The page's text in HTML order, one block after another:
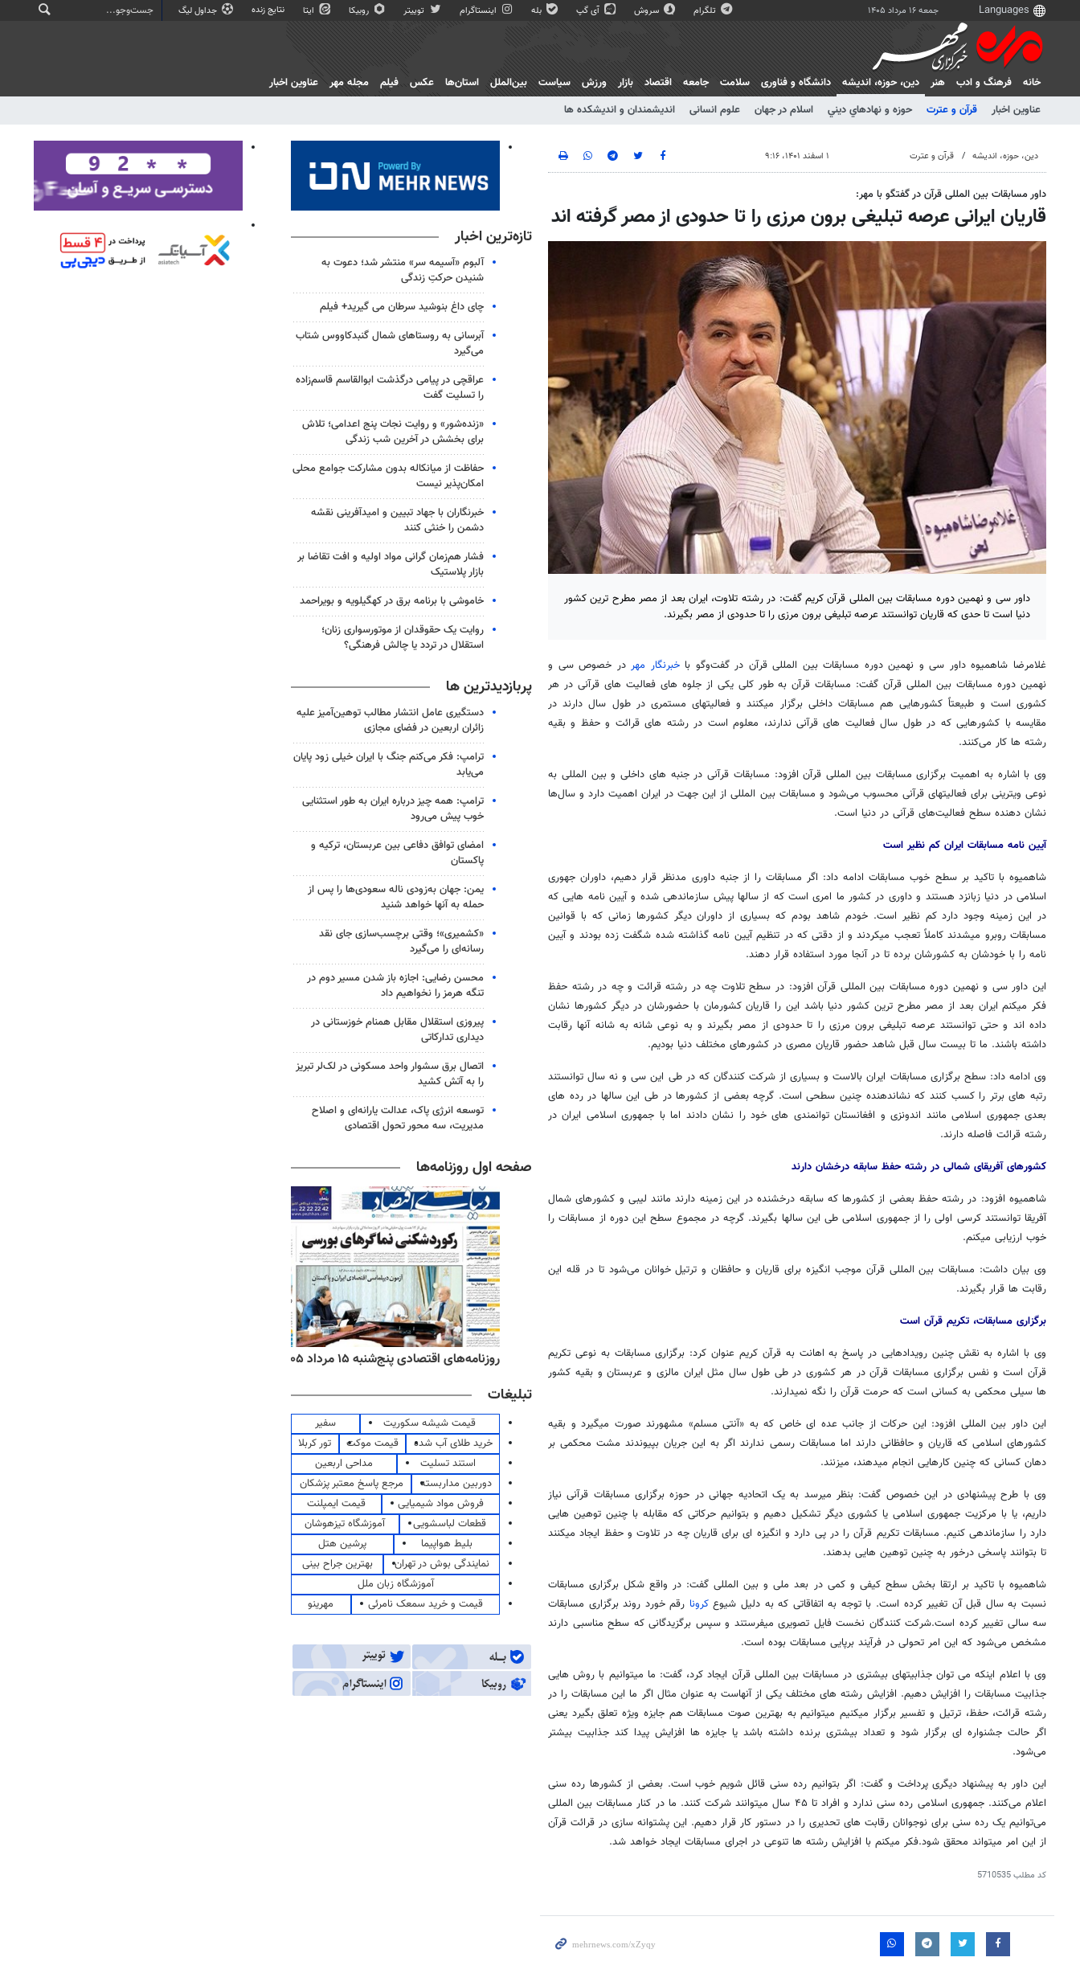
جمعه ۱۶ مرداد ۱۴۰۵ تلگرام سروش آی گپ بله اینستاگرام توییتر روبیکا ایتا نتایج زنده جداول لیگ
خانه فرهنگ و ادب هنر
دين، حوزه، انديشه
عناوین اخبار
قرآن و عترت حوزه و نهادهاي ديني اسلام در جهان علوم انسانی اندیشمندان و اندیشکده ها
دانشگاه و فناوری سلامت جامعه اقتصاد بازار ورزش سیاست بین‌الملل استان‌ها عکس فیلم مجله مهر عناوین اخبار
دين، حوزه، انديشه قرآن و عترت ۱ اسفند ۱۴۰۱، ۹:۱۶
داور مسابقات بین المللی قرآن در گفتگو با مهر:
قاریان ایرانی عرصه تبلیغی برون مرزی را تا حدودی از مصر گرفته اند
داور سی و نهمین دوره مسابقات بین المللی قرآن کریم گفت: در رشته تلاوت، ایران بعد از مصر مطرح ترین کشور
دنیا است تا حدی که قاریان توانستند عرصه تبلیغی برون مرزی را تا حدودی از مصر بگیرند.
غلامرضا شاهمیوه داور سی و نهمین دوره مسابقات بین المللی قرآن در گفت‌وگو با خبرنگار مهر در خصوص سی و
نهمین دوره مسابقات بین المللی قرآن گفت: مسابقات قرآن به طور کلی یکی از جلوه های فعالیت های قرآنی در هر
کشوری است و طبیعتاً کشورهایی هم مسابقات داخلی برگزار میکنند و فعالیتهای مستمری در طول سال دارند در
مقایسه با کشورهایی که در طول سال فعالیت های قرآنی ندارند، معلوم است در رشته های قرائت و حفظ و بقیه
رشته ها کار می‌کنند.
وی با اشاره به اهمیت برگزاری مسابقات بین المللی قرآن افزود: مسابقات قرآنی در جنبه های داخلی و بین المللی به
نوعی ویترینی برای فعالیتهای قرآنی محسوب می‌شود و مسابقات بین المللی از این جهت در ایران اهمیت دارد و سال‌ها
نشان دهنده سطح فعالیت‌های قرآنی در دنیا است.
آیین نامه مسابقات ایران کم نظیر است
شاهمیوه با تاکید بر سطح خوب مسابقات ادامه داد: اگر مسابقات را از جنبه داوری مدنظر قرار دهیم، داوران جهوری
اسلامی در دنیا زبانزد هستند و داوری در کشور ما امری است که از سالها پیش سازماندهی شده و آیین نامه هایی که
در این زمینه وجود دارد کم نظیر است. خودم شاهد بودم که بسیاری از داوران دیگر کشورها زمانی که با قوانین
مسابقات روبرو میشدند کاملاً تعجب میکردند و از دقتی که در تنظیم آیین نامه گذاشته شده شگفت زده بودند و آیین
نامه را با خودشان به کشورشان برده تا در آنجا مورد استفاده قرار دهند.
این داور سی و نهمین دوره مسابقات بین المللی قرآن افزود: در سطح تلاوت چه در رشته قرائت و چه در رشته حفظ
فکر میکنم ایران بعد از مصر مطرح ترین کشور دنیا باشد این را قاریان کشورمان با حضورشان در دیگر کشورها نشان
داده اند و حتی توانستند عرصه تبلیغی برون مرزی را تا حدودی از مصر بگیرند و به نوعی شانه به شانه آنها رقابت
داشته باشند. ما تا بیست سال قبل شاهد حضور قاریان مصری در کشورهای مختلف دنیا بودیم.
وی ادامه داد: سطح برگزاری مسابقات ایران بالاست و بسیاری از شرکت کنندگان که در طی این سی و نه سال توانستند
رتبه های برتر را کسب کنند که نشاندهنده چنین سطحی است. گرچه بعضی از کشورها در طی این سالها در رده های
بعدی جمهوری اسلامی مانند اندونزی و افغانستان توانمندی های خود را نشان دادند اما با جمهوری اسلامی ایران در
رشته قرائت فاصله دارند.
کشورهای آفریقای شمالی در رشته حفظ سابقه درخشان دارند
شاهمیوه افزود: در رشته حفظ بعضی از کشورها که سابقه درخشنده در این زمینه دارند مانند لیبی و کشورهای شمال
آفریقا توانستند کرسی اولی را از جمهوری اسلامی طی این سالها بگیرند. گرچه در مجموع سطح این دوره از مسابقات را
خوب ارزیابی میکنم.
وی بیان داشت: مسابقات بین المللی قرآن موجب انگیزه برای قاریان و حافظان و ترتیل خوانان می‌شود تا در قله این
رقابت ها قرار بگیرند.
برگزاری مسابقات، تکریم قرآن است
وی با اشاره به نقش چنین رویدادهایی در پاسخ به اهانت به قرآن کریم عنوان کرد: برگزاری مسابقات به نوعی تکریم
قرآن است و نفس برگزاری مسابقات قرآن در هر کشوری در طی طول سال مثل ایران مالزی و عربستان و بقیه کشور
ها سیلی محکمی به کسانی است که حرمت قرآن را نگه نمیدارند.
این داور بین المللی افزود: این حرکات از جانب عده ای خاص که به «آنتی مسلم» مشهورند صورت میگیرد و بقیه
کشورهای اسلامی که قاریان و حافظانی دارند اما مسابقات رسمی ندارند اگر به این جریان بپیوندند مشت محکمی بر
دهان کسانی که چنین کارهایی انجام میدهند، میزنند.
وی با طرح پیشنهادی در این خصوص گفت: بنظر میرسد به یک اتحادیه جهانی در حوزه برگزاری مسابقات قرآنی نیاز
داریم، یا با مرکزیت جمهوری اسلامی یا کشوری دیگر تشکیل دهیم و بتوانیم حرکاتی که مقابله با چنین توهین هایی
دارد را سازماندهی کنیم. مسابقات تکریم قرآن را در پی دارد و انگیزه ای برای قاریان چه در تلاوت و حفظ ایجاد میکنند
تا بتوانند پاسخی درخور به چنین توهین هایی بدهند.
شاهمیوه با تاکید بر ارتقا بخش سطح کیفی و کمی در بعد ملی و بین المللی گفت: در واقع شکل برگزاری مسابقات
نسبت به سال قبل آن تغییر کرده است. با توجه به اتفاقاتی که به دلیل شیوعکرونا رقم خورد روند برگزاری مسابقات
سه سالی تغییر کرده است.شرکت کنندگان نخست فایل تصویری میفرستند و سپس برگزیدگانی که سطح مناسبی دارند
مشخص می‌شود که این امر تحولی در فرآیند برپایی مسابقات بوده است.
وی با اعلام اینکه می توان جذابیتهای بیشتری در مسابقات بین المللی قرآن ایجاد کرد، گفت: ما میتوانیم با روش هایی
جذابیت مسابقات را افزایش دهیم. افزایش رشته های مختلف یکی از آنهاست به عنوان مثال اگر ما این مسابقات را در
رشته قرائت، حفظ، ترتیل و تفسیر برگزار میکنیم میتوانیم به بهترین صوت مسابقات هم جایزه ویژه تعلق بگیرد یعنی
اگر حالت جشنواره ای برگزار شود و تعداد بیشتری برنده داشته باشد یا جایزه ها افزایش پیدا کند جذابیت بیشتر
می‌شود.
این داور به پیشنهاد دیگری پرداخت و گفت: اگر بتوانیم رده سنی قائل شویم خوب است. بعضی از کشورها رده سنی
اعلام می‌کنند. جمهوری اسلامی رده سنی ندارد و افراد تا ۴۵ سال میتوانند شرکت کنند. ما در کنار مسابقات بین المللی
می‌توانیم یک رده سنی برای نوجوانان رقابت های تحدیری را در دستور کار قرار دهیم. این پشتوانه سازی در قرائت قرآن
از این امر میتواند محقق شود.فکر میکنم با افزایش رشته ها تنوعی در اجرای مسابقات ایجاد خواهد شد.
کد مطلب5710535
تازه‌ترین اخبار
آلبوم «آسیمه سر» منتشر شد؛ دعوت به
شنیدن حرکتِ زندگی
چای داغ بنوشید سرطان می گیرید+ فیلم
آبرسانی به روستاهای شمال گنبدکاووس شتاب
می‌گیرد
عراقچی در پیامی درگذشت ابوالقاسم قاسم‌زاده
را تسلیت گفت
«زنده‌شور» و روایت نجات پنج اعدامی؛ تلاش
برای بخشش در آخرین شب زندگی
حفاظت از میانکاله بدون مشارکت جوامع محلی
امکان‌پذیر نیست
خبرنگاران با جهاد تبیین و امیدآفرینی نقشه
دشمن را خنثی کنند
فشار هم‌زمان گرانی مواد اولیه و افت تقاضا بر
بازار پلاستیک
خاموشی با برنامه برق در کهگیلویه و بویراحمد
روایت یک حقوقدان از موتورسواری زنان؛
استقلال در تردد یا چالش فرهنگی؟
پربازدیدترین ها
دستگیری عامل انتشار مطالب توهین‌آمیز علیه
زائران اربعین در فضای مجازی
ترامپ: فکر می‌کنم جنگ با ایران خیلی زود پایان
می‌یابد
ترامپ: همه چیز درباره ایران به طور استثنایی
خوب پیش می‌رود
امضای توافق دفاعی بین عربستان، ترکیه و
پاکستان
یمن: جهان به‌زودی ناله سعودی‌ها را پس از
حمله به آنها خواهد شنید
«کشمیری»؛ وقتی برچسب‌سازی جای نقد
رسانه‌ای را می‌گیرد
محسن رضایی: اجازه باز شدن مسیر دوم در
تنگه هرمز را نخواهیم داد
پیروزی استقلال مقابل همنام خوزستانی در
دیداری تدارکاتی
اتصال برق سشوار واحد مسکونی در لک‌لر تبریز
را به آتش کشید
توسعه انرژی پاک، عدالت یارانه‌ای و اصلاح
مدیریت، سه محور تحول اقتصادی
صفحه اول روزنامه‌ها
روزنامه‌های صبح پنج‌شنبه ۱۵ مرداد ۱۴۰۵ روزنامه‌های ورزشی پنج‌شنبه ۱۵ مرداد ۱۴۰۵ روزنامه‌های اقتصادی پنج‌شنبه ۱۵ مرداد ۱۴۰۵
تبلیغات
قیمت شیشه سکوریت
سفیر
خرید طلای آب شده
قیمت موکت
تور کربلا
استند تسلیت
مداحی اربعین
دوربین مداربسته
مرجع پاسخ معتبر پزشکان
فروش مواد شیمیایی
قیمت ایمپلنت
قطعات لباسشویی
آموزشگاه تیزهوشان
بلیط هواپیما
پرشین هتل
نمایندگی بوش در تهران
بهترین جراح بینی
آموزشگاه زبان ملل
قیمت و خرید سمعک نامرئی
مهرینو